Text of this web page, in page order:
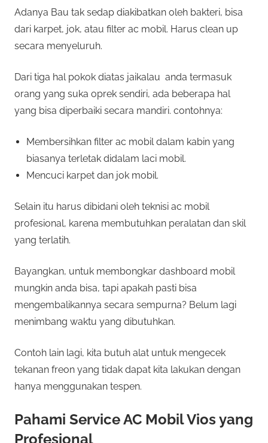
Adanya Bau tak sedap diakibatkan oleh bakteri, bisa
dari karpet, jok, atau filter ac mobil. Harus clean up
secara menyeluruh.
Dari tiga hal pokok diatas jaikalau anda termasuk
orang yang suka oprek sendiri, ada beberapa hal
yang bisa diperbaiki secara mandiri. contohnya:
Membersihkan filter ac mobil dalam kabin yang
biasanya terletak didalam laci mobil.
Mencuci karpet dan jok mobil.
Selain itu harus dibidani oleh teknisi ac mobil
profesional, karena membutuhkan peralatan dan skil
yang terlatih.
Bayangkan, untuk membongkar dashboard mobil
mungkin anda bisa, tapi apakah pasti bisa
mengembalikannya secara sempurna? Belum lagi
menimbang waktu yang dibutuhkan.
Contoh lain lagi, kita butuh alat untuk mengecek
tekanan freon yang tidak dapat kita lakukan dengan
hanya menggunakan tespen.
Pahami Service AC Mobil Vios yang
Profesional